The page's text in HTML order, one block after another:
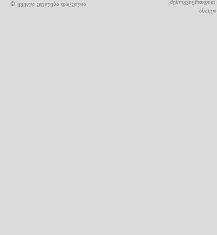
© ყველა უფლება დაცულია
შემოგვიერთდით
ახალი